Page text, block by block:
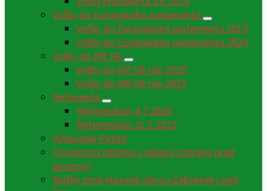
Voľby do Európskeho parlamentu
Voľby do Európskeho parlamentu 2019
Voľby do Európskeho parlamentu 2024
Voľby do NR SR
Voľby do NR SR rok 2020
Voľby do NR SR rok 2023
Referendá
Referendum 4.7.2026
Referendum 21.1.2023
Vybavenie Petícií
Povinnosti občana v oblasti ochrany pred
poziarmi
Služby poskytované obcou Žabokreky nad